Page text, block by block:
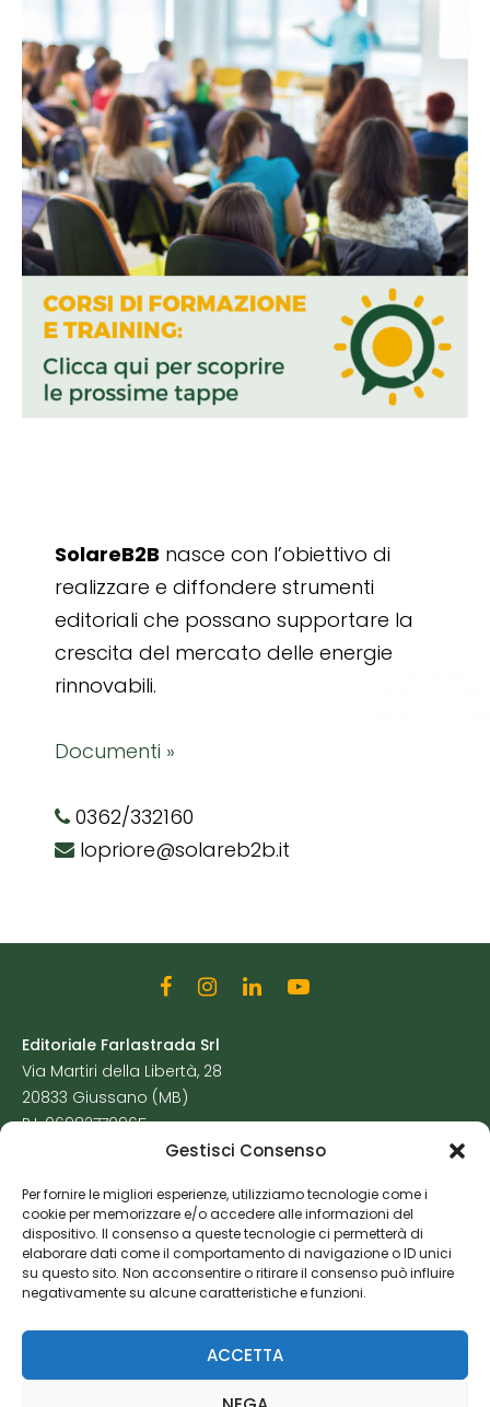
Gestisci Consenso
Per fornire le migliori esperienze, utilizziamo tecnologie come i
cookie per memorizzare e/o accedere alle informazioni del
dispositivo. Il consenso a queste tecnologie ci permetterà di
elaborare dati come il comportamento di navigazione o ID unici
su questo sito. Non acconsentire o ritirare il consenso può influire
negativamente su alcune caratteristiche e funzioni.
ACCETTA
SolareB2B nasce con l’obiettivo di
realizzare e diffondere strumenti
editoriali che possano supportare la
crescita del mercato delle energie
rinnovabili.
Documenti »
0362/332160
lopriore@solareb2b.it
Editoriale Farlastrada Srl
Via Martiri della Libertà, 28
20833 Giussano (MB)
P.I. 06982770965
Cookie Policy
Risorse Aggiuntive